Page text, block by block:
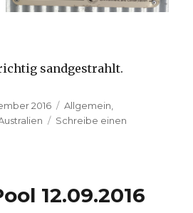
sandgestrahlt.
2016 Kategorien
Allgemein
Schreibe einen
12.09.2016